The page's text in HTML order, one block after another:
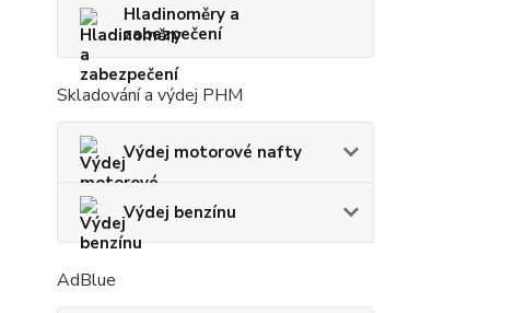
Hladinoměry a
zabezpečení
Skladování a výdej PHM
Výdej motorové nafty
Výdej benzínu
AdBlue